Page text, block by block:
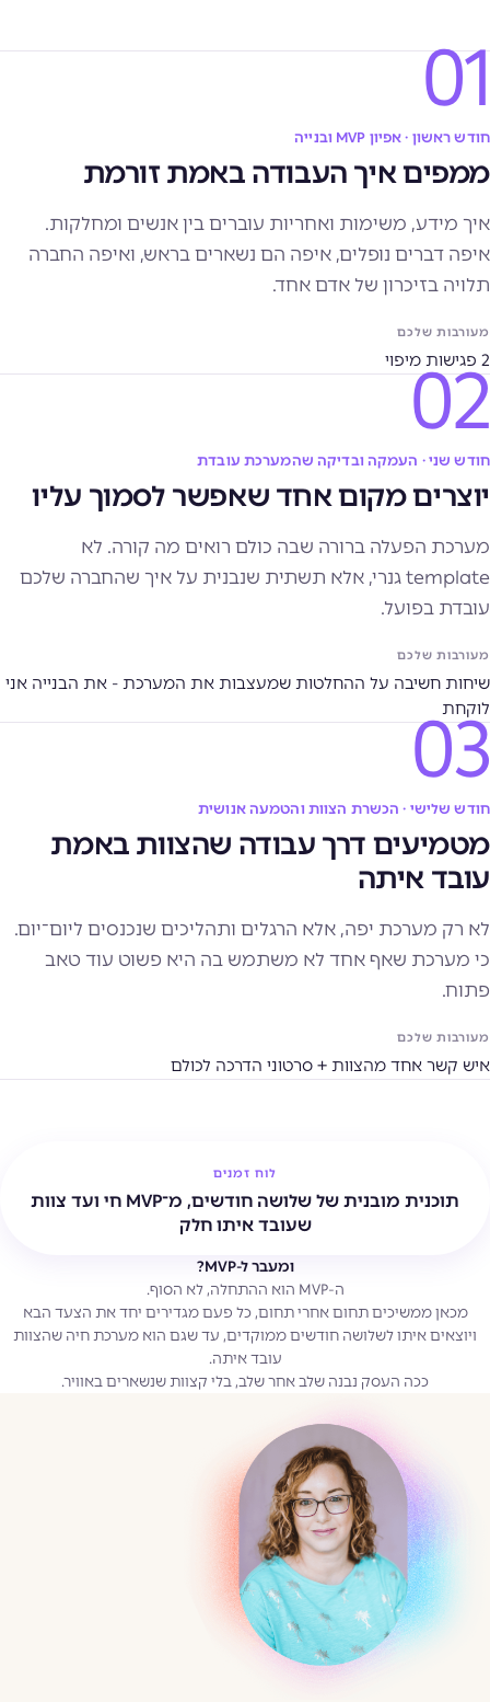
01
חודש ראשון · אפיון MVP ובנייה
ממפים איך העבודה באמת זורמת
איך מידע, משימות ואחריות עוברים בין אנשים ומחלקות.
איפה דברים נופלים, איפה הם נשארים בראש, ואיפה החברה
תלויה בזיכרון של אדם אחד.
מעורבות שלכם
2 פגישות מיפוי
02
חודש שני · העמקה ובדיקה שהמערכת עובדת
יוצרים מקום אחד שאפשר לסמוך עליו
מערכת הפעלה ברורה שבה כולם רואים מה קורה. לא
template גנרי, אלא תשתית שנבנית על איך שהחברה שלכם
עובדת בפועל.
מעורבות שלכם
שיחות חשיבה על ההחלטות שמעצבות את המערכת - את הבנייה אני
לוקחת
03
חודש שלישי · הכשרת הצוות והטמעה אנושית
מטמיעים דרך עבודה שהצוות באמת
עובד איתה
לא רק מערכת יפה, אלא הרגלים ותהליכים שנכנסים ליום־יום.
כי מערכת שאף אחד לא משתמש בה היא פשוט עוד טאב
פתוח.
מעורבות שלכם
איש קשר אחד מהצוות + סרטוני הדרכה לכולם
לוח זמנים
תוכנית מובנית של שלושה חודשים, מ־MVP חי ועד צוות
שעובד איתו חלק
ומעבר ל-MVP?
ה-MVP הוא ההתחלה, לא הסוף.
מכאן ממשיכים תחום אחרי תחום, כל פעם מגדירים יחד את הצעד הבא
ויוצאים איתו לשלושה חודשים ממוקדים, עד שגם הוא מערכת חיה שהצוות
עובד איתה.
ככה העסק נבנה שלב אחר שלב, בלי קצוות שנשארים באוויר.